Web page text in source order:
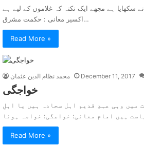
ہے مجھے ایک نکتہ کہ غلاموں کے لیے ہے
اکسیر معانی : حکمت مشرق…
Read More »
محمد نظام الدین عثمان December 11, 2017
خواجگی
میں وہی عہدِ قدیم اہل سجادہ ہیں یا اہلِ
Read More »